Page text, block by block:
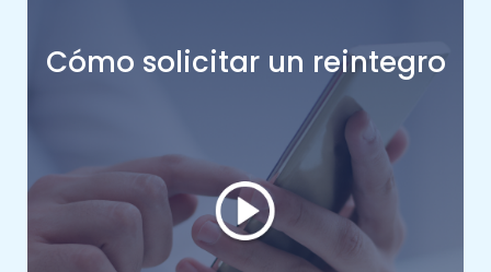
Cómo solicitar un reintegro